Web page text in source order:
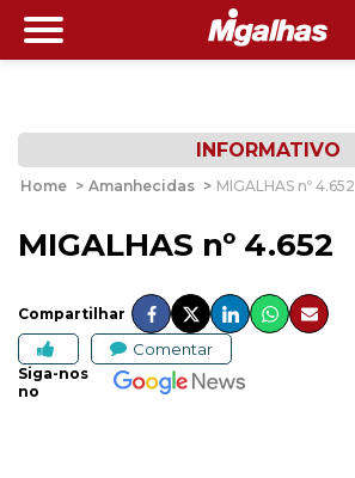
INFORMATIVO
Home > Amanhecidas > MIGALHAS nº 4.652
MIGALHAS nº 4.652
Compartilhar
Comentar
Siga-nos
no